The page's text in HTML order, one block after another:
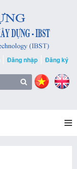
Đăng nhập Đăng ký